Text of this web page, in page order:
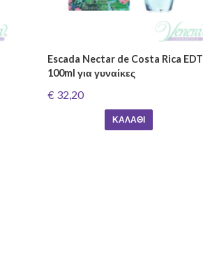
Escada Nectar de Costa Rica EDT
100ml για γυναίκες
€ 32,20
ΚΑΛΆΘΙ